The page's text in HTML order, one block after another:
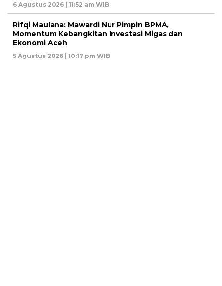
6 Agustus 2026 | 11:52 am WIB
Rifqi Maulana: Mawardi Nur Pimpin BPMA,
Momentum Kebangkitan Investasi Migas dan
Ekonomi Aceh
5 Agustus 2026 | 10:17 pm WIB